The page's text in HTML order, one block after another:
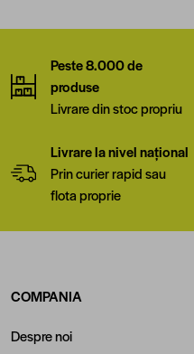
Peste 8.000 de
produse
Livrare din stoc propriu
Livrare la nivel național
Prin curier rapid sau
flota proprie
COMPANIA
Despre noi